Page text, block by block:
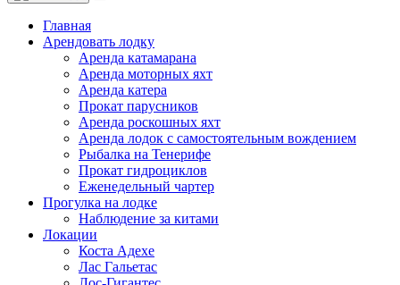
Главная
Арендовать лодку
Аренда катамарана
Аренда моторных яхт
Аренда катера
Прокат парусников
Аренда роскошных яхт
Аренда лодок с самостоятельным вождением
Рыбалка на Тенерифе
Прокат гидроциклов
Еженедельный чартер
Прогулка на лодке
Наблюдение за китами
Локации
Коста Адехе
Лас Гальетас